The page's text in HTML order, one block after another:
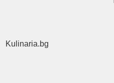
Kulinaria.bg